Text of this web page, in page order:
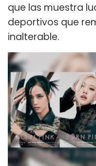
que las muestra
deportivos que
inalterable.